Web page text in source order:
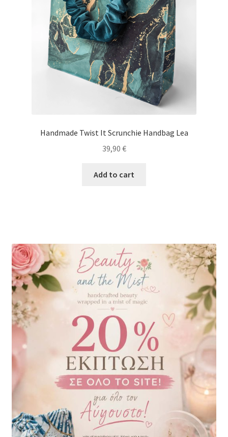
Handmade Twist It Scrunchie Handbag Lea
39,90 €
Add to cart